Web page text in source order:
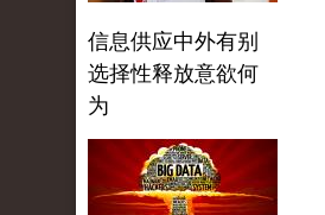
信息供应中外有别
选择性释放意欲何
为